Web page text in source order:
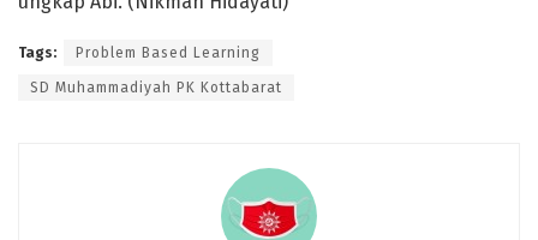
Tags: Problem Based Learning
SD Muhammadiyah PK Kottabarat